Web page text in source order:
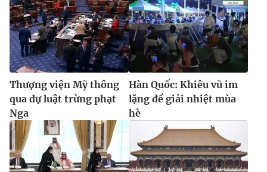
Thượng viện Mỹ thông
qua dự luật trừng phạt
Nga
Hàn Quốc: Khiêu vũ im
lặng để giải nhiệt mùa
hè